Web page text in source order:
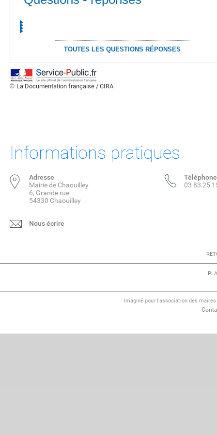
TOUTES LES QUESTIONS RÉPONSES
© La Documentation française / CIRA
Informations pratiques
Adresse
Mairie de Chaouilley
6, Grande rue
54330 Chaouilley
Nous écrire
Téléphone
03 83 25
Imaginé pour l'association des